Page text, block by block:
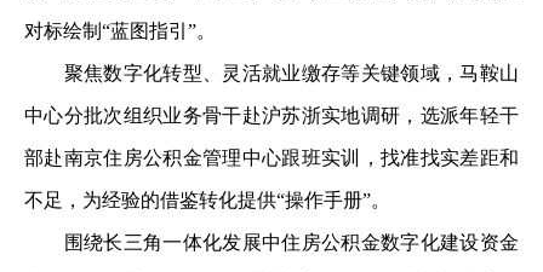
对标绘制“蓝图指引”。
聚焦数字化转型、灵活就业缴存等关键领域，马鞍山
中心分批次组织业务骨干赴沪苏浙实地调研，选派年轻干
部赴南京住房公积金管理中心跟班实训，找准找实差距和
不足，为经验的借鉴转化提供“操作手册”。
围绕长三角一体化发展中住房公积金数字化建设资金